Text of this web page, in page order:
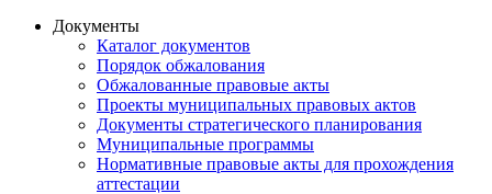
Документы
Каталог документов
Порядок обжалования
Обжалованные правовые акты
Проекты муниципальных правовых актов
Документы стратегического планирования
Муниципальные программы
Нормативные правовые акты для прохождения
аттестации